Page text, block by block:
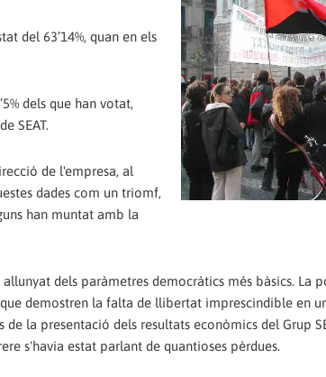
del 63’14%, quan en els
dels que han votat,
SEAT.
de l'empresa, al
dades com un triomf,
han muntat amb la
dels paràmetres democràtics més bàsics. La
demostren la falta de llibertat imprescindible en
la presentació dels resultats econòmics del Grup
s'havia estat parlant de quantioses pèrdues.